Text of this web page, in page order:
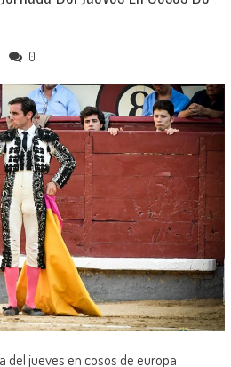
0
del jueves en cosos de europa